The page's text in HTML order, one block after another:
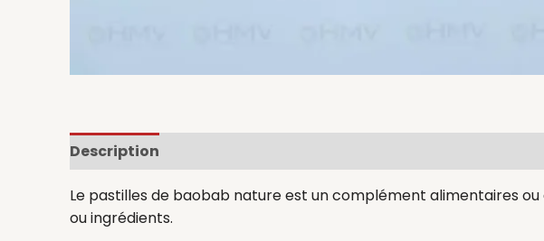
Description
Le pastilles de baobab nature est un complément alimentaires
ou ingrédients.